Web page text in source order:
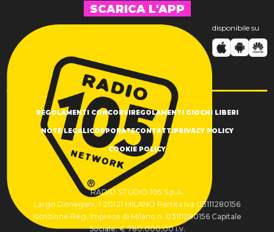
SCARICA L'APP
disponibile su
REGOLAMENTI CONCORSIREGOLAMENTI GIOCHI LIBERI
NOTE LEGALICORPORATECONTATTIPRIVACY POLICY
COOKIE POLICY
RADIO STUDIO 105 S.p.A.
Largo Donegani, 1 20121 MILANO Partita Iva 03111280156
Iscrizione Reg. Imprese di Milano n. 03111280156 Capitale
Sociale: € 780.000,00 i.v.